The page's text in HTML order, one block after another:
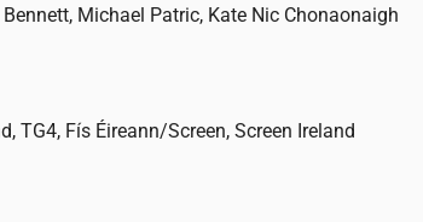
Michael Patric, Kate Nic Chonaonaigh
TG4, Fís Éireann/Screen, Screen Ireland